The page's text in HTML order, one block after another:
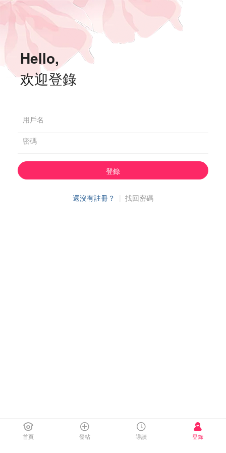
Hello,
欢迎登錄
用戶名
密碼
登錄
還沒有註冊？ | 找回密碼
首頁 發帖 導讀 登錄